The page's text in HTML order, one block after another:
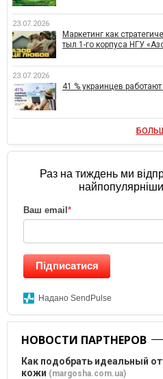
23.07.2026
Маркетинг как
тыл 1-го корпуса НГУ
23.07.2026
41 % украинцев
Раз на тиждень ми
Ваш email *
Підписатися
Надано SendPulse
НОВОСТИ ПАРТНЕРОВ
Как подобрать идеальный
кожи (margosha.com.ua)